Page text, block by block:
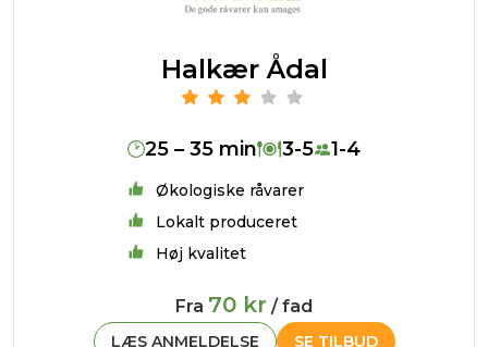
Halkær Ådal
25 – 35 min 3-5 1-4
Økologiske råvarer
Lokalt produceret
Høj kvalitet
Fra 70 kr / fad
SE TILBUD
LÆS ANMELDELSE